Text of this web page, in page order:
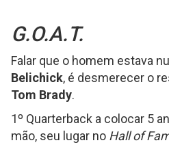
G.O.A.T.
Falar que o homem estava
Belichick, é desmerecer o
Tom Brady.
1º Quarterback a colocar 5
mão, seu lugar no Hall of